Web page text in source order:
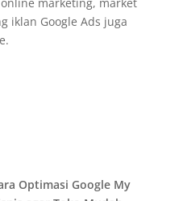
iklan Google Ads juga
Optimasi Google My